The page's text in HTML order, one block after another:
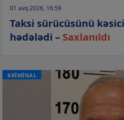
01 avq 2026, 16:59
Taksi sürücüsünü
hədələdi – Saxlanıldı
KRİMİNAL